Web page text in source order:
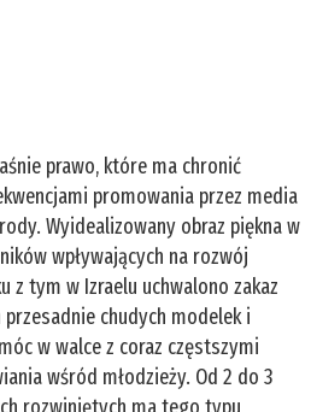
prawo, które ma chronić
promowania przez media
Wyidealizowany obraz piękna w
wpływających na rozwój
z tym w Izraelu uchwalono zakaz
chudych modelek i
w walce z coraz częstszymi
wśród młodzieży. Od 2 do 3